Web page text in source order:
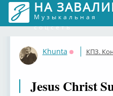
НА
Музыкальная
соцсеть
Khunta
Оффлайн
КПЗ.
Jesus Christ